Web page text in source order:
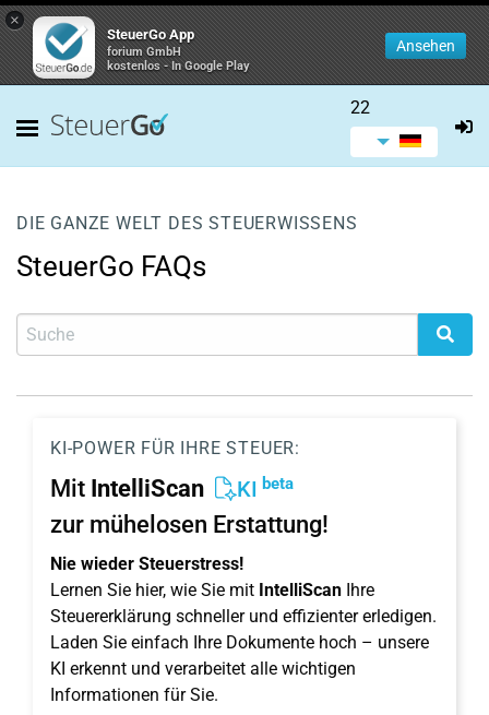
×
SteuerGo App
forium GmbH
kostenlos - In Google Play
Ansehen
22
DIE GANZE WELT DES STEUERWISSENS
SteuerGo FAQs
KI-POWER FÜR IHRE STEUER:
Mit IntelliScan KI beta
zur mühelosen Erstattung!
Nie wieder Steuerstress!
Lernen Sie hier, wie Sie mit IntelliScan Ihre
Steuererklärung schneller und effizienter erledigen.
Laden Sie einfach Ihre Dokumente hoch – unsere
KI erkennt und verarbeitet alle wichtigen
Informationen für Sie.